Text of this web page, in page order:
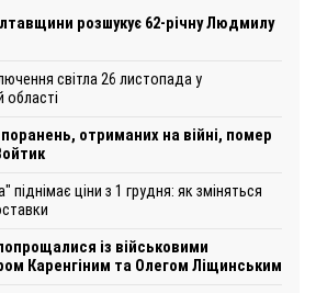
розшукує 62-річну Людмилу
світла 26 листопада у
області
отриманих на війні, помер
піднімає ціни з 1 грудня: як зміняться
із військовими
Каренгіним та Олегом Ліщинським